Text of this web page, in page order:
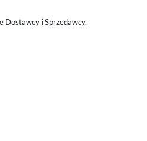
Dostawcy i Sprzedawcy.